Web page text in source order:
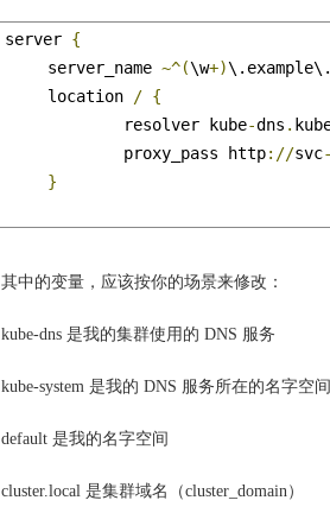
server {
	server_name
~^(\w+)
	location
/ {
		resolver kube
-dns .
		proxy_pass http
://svc
}
其中的变量，应该按你的场景来修改：
kube-dns 是我的集群使用的 DNS 服务
kube-system 是我的 DNS 服务所在的名字空间
default 是我的名字空间
cluster.local 是集群域名（cluster_domain）